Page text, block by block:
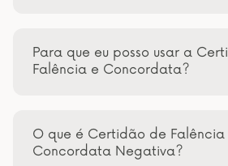
Para que eu posso usar a
Falência e Concordata?
O que é Certidão de Falência
Concordata Negativa?